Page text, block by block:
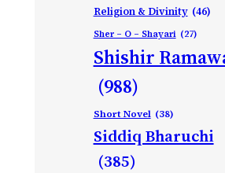
Religion & Divinity (46)
Sher – O – Shayari (27)
Shishir
(988)
Short Novel (38)
Siddiq Bharuchi
(385)